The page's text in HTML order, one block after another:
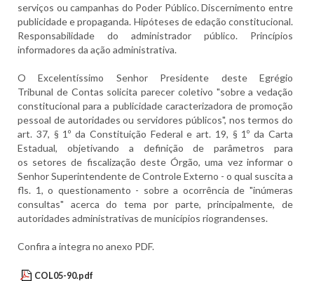
serviços ou campanhas do Poder Público. Discernimento entre
publicidade e propaganda. Hipóteses de edação constitucional.
Responsabilidade do administrador público. Princípios
informadores da ação administrativa.
O Excelentíssimo Senhor Presidente deste Egrégio
Tribunal de Contas solicita parecer coletivo "sobre a vedação
constitucional para a publicidade caracterizadora de promoção
pessoal de autoridades ou servidores públicos", nos termos do
art. 37, § 1º da Constituição Federal e art. 19, § 1º da Carta
Estadual, objetivando a definição de parâmetros para
os setores de fiscalização deste Órgão, uma vez informar o
Senhor Superintendente de Controle Externo - o qual suscita a
fls. 1, o questionamento - sobre a ocorrência de "inúmeras
consultas" acerca do tema por parte, principalmente, de
autoridades administrativas de municípios riograndenses.
Confira a integra no anexo PDF.
COL05-90.pdf